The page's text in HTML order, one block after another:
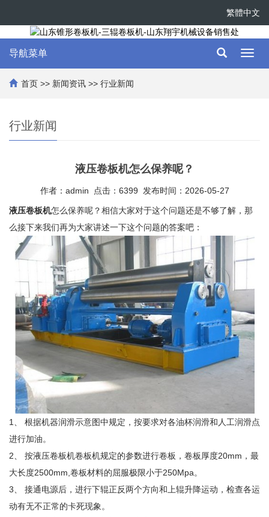
繁體中文
导航菜单
首页 >> 新闻资讯 >> 行业新闻
行业新闻
液压卷板机怎么保养呢？
作者：admin 点击：6399 发布时间：2026-05-27
液压卷板机怎么保养呢？相信大家对于这个问题还是不够了解，那
么接下来我们再为大家讲述一下这个问题的答案吧：
1、 根据机器润滑示意图中规定，按要求对各油杯润滑和人工润滑点
进行加油。
2、 按液压卷板机卷板机规定的参数进行卷板，卷板厚度20mm，最
大长度2500mm,卷板材料的屈服极限小于250Mpa。
3、 接通电源后，进行下辊正反两个方向和上辊升降运动，检查各运
动有无不正常的卡死现象。